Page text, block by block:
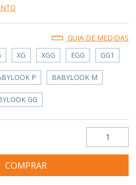
GUIA DE MEDIDAS
XG XGG EGG GG1
P BABYLOOK M
GG